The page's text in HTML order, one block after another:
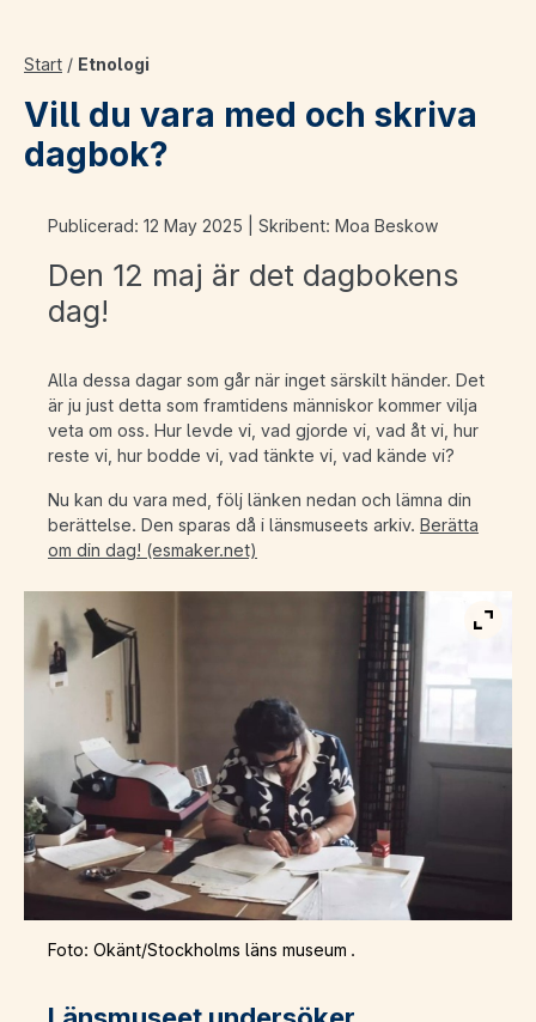
Start / Etnologi
Vill du vara med och skriva
dagbok?
Publicerad: 12 May 2025 | Skribent: Moa Beskow
Den 12 maj är det dagbokens
dag!
Alla dessa dagar som går när inget särskilt händer. Det
är ju just detta som framtidens människor kommer vilja
veta om oss. Hur levde vi, vad gjorde vi, vad åt vi, hur
reste vi, hur bodde vi, vad tänkte vi, vad kände vi?
Nu kan du vara med, följ länken nedan och lämna din
berättelse. Den sparas då i länsmuseets arkiv. Berätta
om din dag! (esmaker.net)
Visa
Foto: Okänt/Stockholms läns museum .